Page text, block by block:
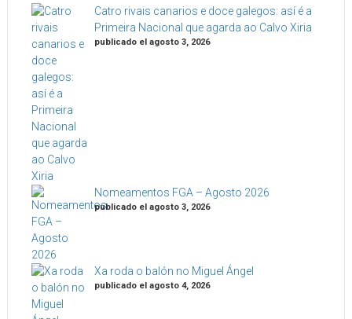
Catro rivais canarios e doce galegos: así é a
Primeira Nacional que agarda ao Calvo Xiria
publicado el agosto 3, 2026
Nomeamentos FGA – Agosto 2026
publicado el agosto 3, 2026
Xa roda o balón no Miguel Ángel
publicado el agosto 4, 2026